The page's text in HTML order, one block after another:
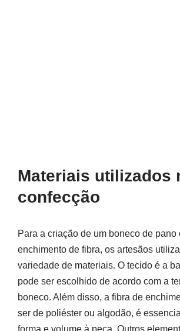
Materiais utilizados
confecção
Para a criação de um boneco de pano
enchimento de fibra, os artesãos
variedade de materiais. O tecido é a
pode ser escolhido de acordo com a
boneco. Além disso, a fibra de
ser de poliéster ou algodão, é
forma e volume à peça. Outros